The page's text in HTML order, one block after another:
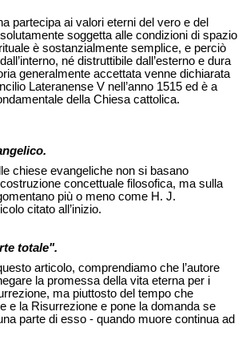
partecipa ai valori eterni del vero e del
soggetta alle condizioni di spazio
è sostanzialmente semplice, e perciò
né distruttibile dall’esterno e dura
generalmente accettata venne dichiarata
Lateranense V nell’anno 1515 ed è a
della Chiesa cattolica.
chiese evangeliche non si basano
concettuale filosofica, ma sulla
più o meno come H. J.
citato all’inizio.
totale".
articolo, comprendiamo che l’autore
la promessa della vita eterna per i
ma piuttosto del tempo che
e la Risurrezione e pone la domanda se
parte di esso - quando muore continua ad